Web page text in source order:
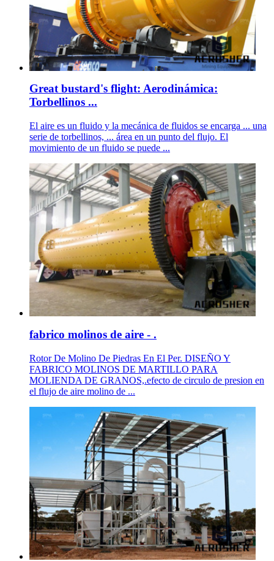
Great bustard's flight: Aerodinámica:
Torbellinos ...
El aire es un fluido y la mecánica de fluidos se encarga ... una
serie de torbellinos, ... área en un punto del flujo. El
movimiento de un fluido se puede ...
fabrico molinos de aire - .
Rotor De Molino De Piedras En El Per. DISEÑO Y
FABRICO MOLINOS DE MARTILLO PARA
MOLIENDA DE GRANOS,.efecto de circulo de presion en
el flujo de aire molino de ...